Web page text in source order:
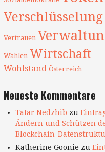
Verschlüsselung
Vertrauen
Wahlen Wirtschaft
Wohlstand Österreich
Neueste Kommentare
Tatar Nedzhib zu
Ändern und Schützen
Blockchain-
Katherine Goonie zu